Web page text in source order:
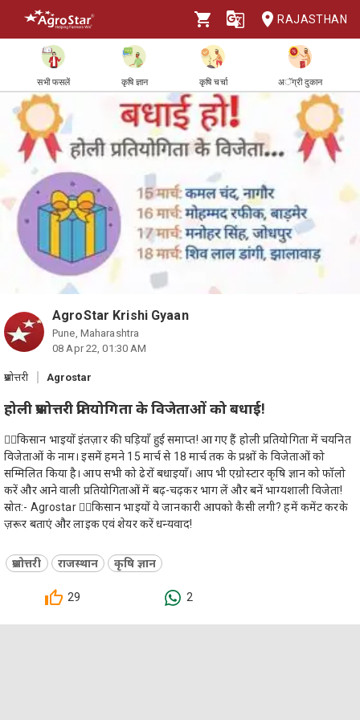
RAJASTHAN
सभी फसलें कृषि ज्ञान कृषि चर्चा अॅग्री दुकान
AgroStar Krishi Gyaan
Pune, Maharashtra
08 Apr 22, 01:30 AM
प्रश्नोत्तरी Agrostar
होली प्रश्नोत्तरी प्रतियोगिता के विजेताओं को बधाई!
👉🏻किसान भाइयों इंतज़ार की घड़ियाँ हुई समाप्त! आ गए हैं होली प्रतियोगिता में चयनित
विजेताओं के नाम। इसमें हमने 15 मार्च से 18 मार्च तक के प्रश्नों के विजेताओं को
सम्मिलित किया है। आप सभी को ढेरों बधाइयाँ। आप भी एग्रोस्टार कृषि ज्ञान को फॉलो
करें और आने वाली प्रतियोगिताओं में बढ़-चढ़कर भाग लें और बनें भाग्यशाली विजेता!
स्रोत:- Agrostar 👉🏻किसान भाइयों ये जानकारी आपको कैसी लगी? हमें कमेंट करके
ज़रूर बताएं और लाइक एवं शेयर करें धन्यवाद!
प्रश्नोत्तरी राजस्थान कृषि ज्ञान
29 2